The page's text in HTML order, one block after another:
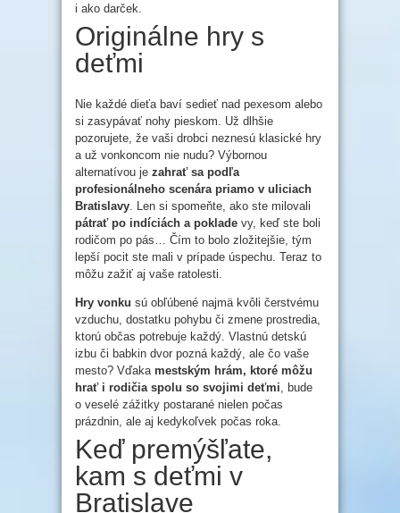
i ako darček.
Originálne hry s
deťmi
Nie každé dieťa baví sedieť nad pexesom alebo
si zasypávať nohy pieskom. Už dlhšie
pozorujete, že vaši drobci neznesú klasické hry
a už vonkoncom nie nudu? Výbornou
alternatívou je zahrať sa podľa
profesionálneho scenára priamo v uliciach
Bratislavy. Len si spomeňte, ako ste milovali
pátrať po indíciách apoklade vy, keď ste boli
rodičom po pás… Čím to bolo zložitejšie, tým
lepší pocit ste mali v prípade úspechu. Teraz to
môžu zažiť aj vaše ratolesti.
Hry vonku sú obľúbené najmä kvôli čerstvému
vzduchu, dostatku pohybu či zmene prostredia,
ktorú občas potrebuje každý. Vlastnú detskú
izbu či babkin dvor pozná každý, ale čo vaše
mesto? Vďaka mestským hrám, ktoré môžu
hrať i rodičia spolu so svojimi deťmi, bude
o veselé zážitky postarané nielen počas
prázdnin, ale aj kedykoľvek počas roka.
Keď premýšľate,
kam s deťmi v
Bratislave